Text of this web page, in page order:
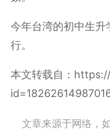
今年台湾的初中生升
行。
本文转载自：
文章来源于网络，